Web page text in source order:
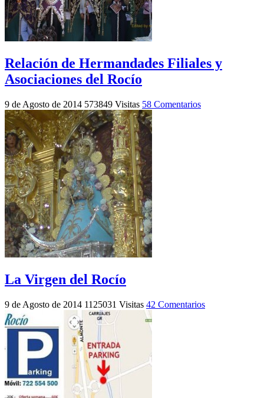
Relación de Hermandades Filiales y
Asociaciones del Rocío
9 de Agosto de 2014 573849 Visitas 58 Comentarios
La Virgen del Rocío
9 de Agosto de 2014 1125031 Visitas 42 Comentarios